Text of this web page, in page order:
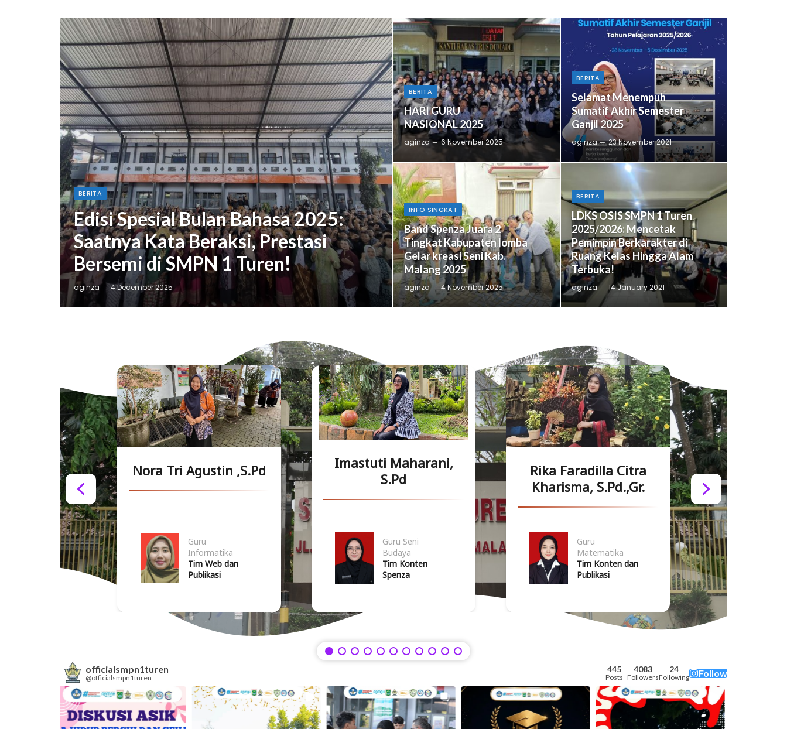
BERITA
Edisi Spesial Bulan Bahasa 2025:
Saatnya Kata Beraksi, Prestasi
Bersemi di SMPN 1 Turen!
aginza 4 December 2025
BERITA
HARI GURU
NASIONAL 2025
aginza 6 November 2025
INFO SINGKAT
Band Spenza Juara 2
Tingkat Kabupaten lomba
Gelar kreasi Seni Kab.
Malang 2025
aginza 4 November 2025
BERITA
Selamat Menempuh
Sumatif Akhir Semester
Ganjil 2025
aginza 23 November 2021
BERITA
LDKS OSIS SMPN 1 Turen
2025/2026: Mencetak
Pemimpin Berkarakter di
Ruang Kelas Hingga Alam
Terbuka!
aginza 14 January 2021
Nora Tri Agustin ,S.Pd
Written
by
Emily
Musso
Guru
Informatika
Tim Web dan
Publikasi
Imastuti Maharani,
S.Pd
Written
by
Emily
Musso
Guru Seni
Budaya
Tim Konten
Spenza
Rika Faradilla Citra
Kharisma, S.Pd.,Gr.
Written
by
Emily
Musso
Guru
Matematika
Tim Konten dan
Publikasi
Alfina
officialsmpn1turen
@officialsmpn1turen
445
Posts
4083
Followers
24
Following Follow